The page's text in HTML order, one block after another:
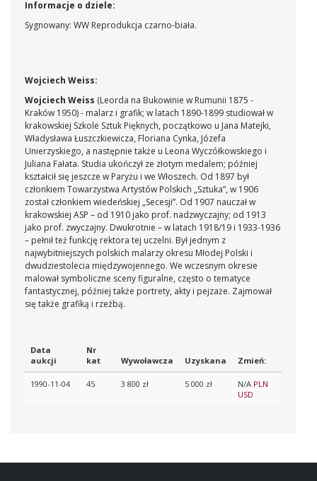
Informacje o dziele:
Sygnowany: WW Reprodukcja czarno-biała.
Wojciech Weiss:
Wojciech Weiss (Leorda na Bukowinie w Rumunii 1875 -
Kraków 1950) - malarz i grafik; w latach 1890-1899 studiował w
krakowskiej Szkole Sztuk Pięknych, początkowo u Jana Matejki,
Władysława Łuszczkiewicza, Floriana Cynka, Józefa
Unierzyskiego, a następnie także u Leona Wyczółkowskiego i
Juliana Fałata. Studia ukończył ze złotym medalem; później
kształcił się jeszcze w Paryżu i we Włoszech. Od 1897 był
członkiem Towarzystwa Artystów Polskich „Sztuka”, w 1906
został członkiem wiedeńskiej „Secesji”. Od 1907 nauczał w
krakowskiej ASP – od 1910 jako prof. nadzwyczajny; od 1913
jako prof. zwyczajny. Dwukrotnie – w latach 1918/19 i 1933-1936
– pełnił też funkcję rektora tej uczelni. Był jednym z
najwybitniejszych polskich malarzy okresu Młodej Polski i
dwudziestolecia międzywojennego. We wczesnym okresie
malował symboliczne sceny figuralne, często o tematyce
fantastycznej, później także portrety, akty i pejzaże. Zajmował
się także grafiką i rzeźbą.
Data
aukcji
Nr
kat
Wywoławcza Uzyskana Zmień:
1990-11-04 45 3 800 zł 5 000 zł N/A PLN
USD